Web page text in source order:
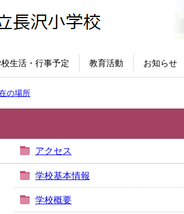
生活・行事予定 教育活動 お知らせ
の場所
アクセス
学校基本情報
学校概要